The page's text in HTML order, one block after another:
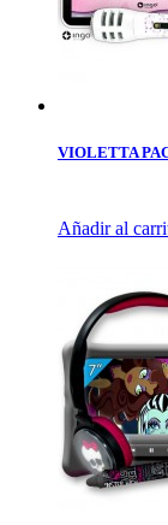
VIOLETTA
Añadir al